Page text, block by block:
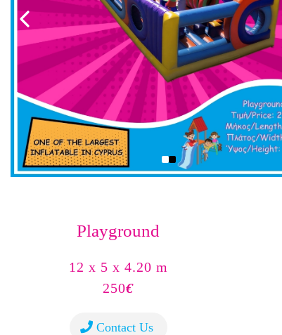
Playground
12 x 5 x 4.20 m
250€
Contact Us